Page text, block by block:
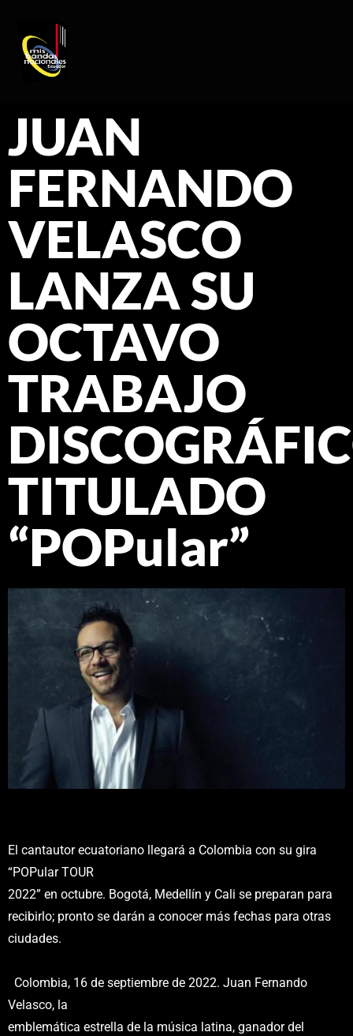
JUAN
FERNANDO
VELASCO
LANZA SU
OCTAVO
TRABAJO
TITULADO
“POPular”
El cantautor ecuatoriano llegará a Colombia con su gira
“POPular TOUR
2022” en octubre. Bogotá, Medellín y Cali se preparan para
recibirlo; pronto se darán a conocer más fechas para otras
ciudades.
Colombia, 16 de septiembre de 2022. Juan Fernando
Velasco, la
emblemática estrella de la música latina, ganador del